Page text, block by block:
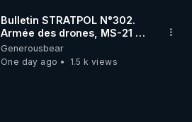
Bulletin STRATPOL N°302.
Armée des drones, MS-21 en
série, missiles coréens.
07.08.2026.
Generousbear
One day ago
1.5 k views